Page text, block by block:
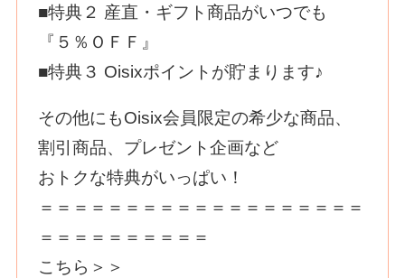
■特典２ 産直・ギフト商品がいつでも
『５％ＯＦＦ』
■特典３ Оisixポイントが貯まります♪
その他にもОisix会員限定の希少な商品、
割引商品、プレゼント企画など
おトクな特典がいっぱい！
＝＝＝＝＝＝＝＝＝＝＝＝＝＝＝＝＝＝＝
＝＝＝＝＝＝＝＝＝＝
こちら＞＞